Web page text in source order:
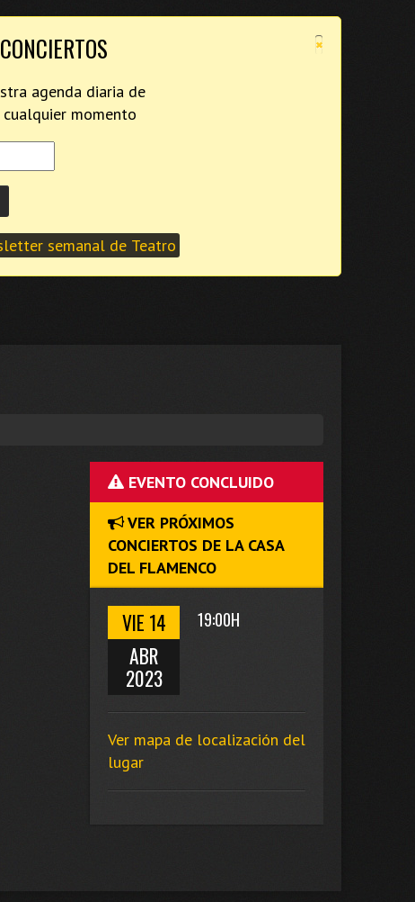
×
agenda diaria de
momento
semanal de Teatro
EVENTO CONCLUIDO
VER PRÓXIMOS
CONCIERTOS DE LA CASA
DEL FLAMENCO
VIE 14
ABR
2023
19:00H
Ver mapa de localización del
lugar